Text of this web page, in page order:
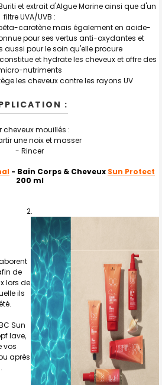
et extrait d'Algue Marine ainsi que d'un
filtre UVA/UVB :
carotène mais également en acide-
pour ses vertus anti-oxydantes et
pour le soin qu'elle procure
et hydrate les cheveux et offre des
nutriments
les cheveux contre les rayons UV
:
cheveux mouillés :
une noix et masser
- Rincer
- Bain Corps & Cheveux Sun Protect
200 ml
de
lors de
ils
Sun
lave,
vos
après